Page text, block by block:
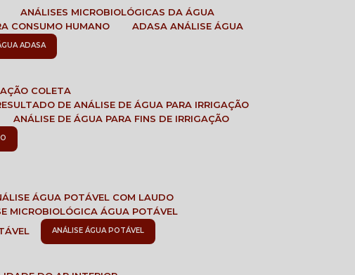
ANÁLISES MICROBIOLÓGICAS DA ÁGUA
CONSUMO HUMANO
ADASA ANÁLISE ÁGUA
ADASA
COLETA
RESULTADO DE ANÁLISE DE ÁGUA PARA IRRIGAÇÃO
ANÁLISE DE ÁGUA PARA FINS DE IRRIGAÇÃO
ÁGUA POTÁVEL COM LAUDO
MICROBIOLÓGICA ÁGUA POTÁVEL
ANÁLISE ÁGUA POTÁVEL